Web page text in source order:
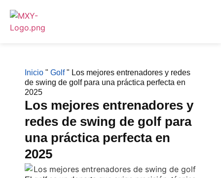
Inicio " Golf" Los mejores entrenadores y redes
de swing de golf para una práctica perfecta en
2025
Los mejores entrenadores y
redes de swing de golf para
una práctica perfecta en
2025